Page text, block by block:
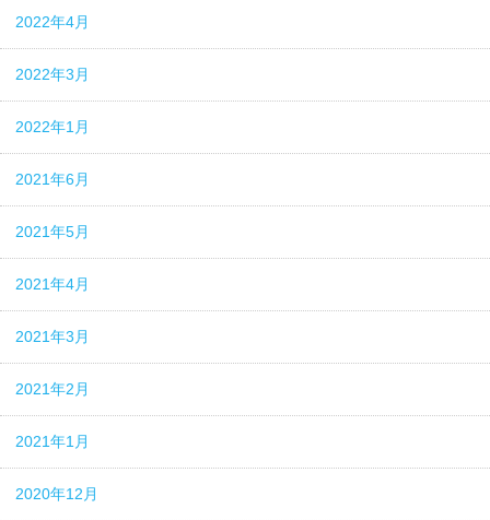
2022年4月
2022年3月
2022年1月
2021年6月
2021年5月
2021年4月
2021年3月
2021年2月
2021年1月
2020年12月